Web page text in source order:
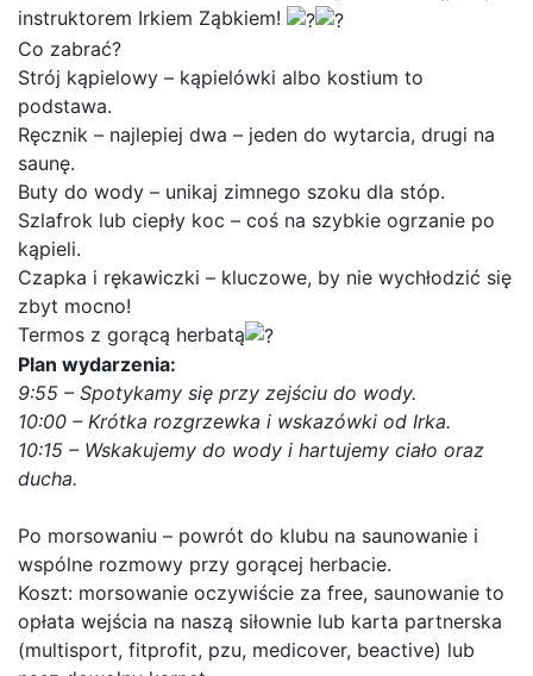
instruktorem Irkiem Ząbkiem!
Co zabrać?
Strój kąpielowy – kąpielówki albo kostium to
podstawa.
Ręcznik – najlepiej dwa – jeden do wytarcia, drugi na
saunę.
Buty do wody – unikaj zimnego szoku dla stóp.
Szlafrok lub ciepły koc – coś na szybkie ogrzanie po
kąpieli.
Czapka i rękawiczki – kluczowe, by nie wychłodzić się
zbyt mocno!
Termos z gorącą herbatą
Plan wydarzenia:
9:55 – Spotykamy się przy zejściu do wody.
10:00 – Krótka rozgrzewka i wskazówki od Irka.
10:15 – Wskakujemy do wody i hartujemy ciało oraz
ducha.
Po morsowaniu – powrót do klubu na saunowanie i
wspólne rozmowy przy gorącej herbacie.
Koszt: morsowanie oczywiście za free, saunowanie to
opłata wejścia na naszą siłownie lub karta partnerska
(multisport, fitprofit, pzu, medicover, beactive) lub